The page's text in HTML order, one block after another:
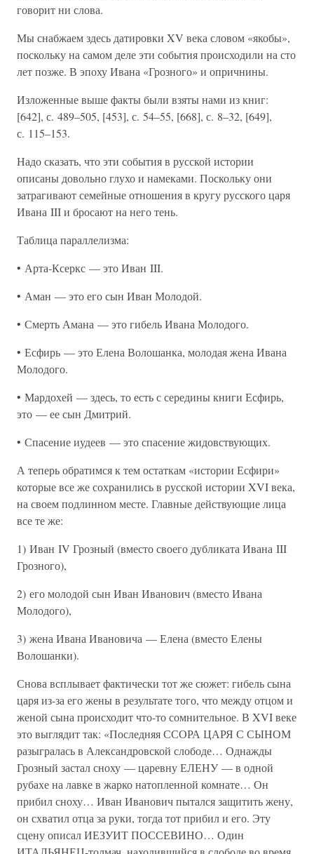
говорит ни слова.
Мы снабжаем здесь датировки XV века словом «якобы»,
поскольку на самом деле эти события происходили на сто
лет позже. В эпоху Ивана «Грозного» и опричнины.
Изложенные выше факты были взяты нами из книг:
[642], с. 489–505, [453], с. 54–55, [668], с. 8–32, [649],
с. 115–153.
Надо сказать, что эти события в русской истории
описаны довольно глухо и намеками. Поскольку они
затрагивают семейные отношения в кругу русского царя
Ивана III и бросают на него тень.
Таблица параллелизма:
• Арта-Ксеркс — это Иван III.
• Аман — это его сын Иван Молодой.
• Смерть Амана — это гибель Ивана Молодого.
• Есфирь — это Елена Волошанка, молодая жена Ивана
Молодого.
• Мардохей — здесь, то есть с середины книги Есфирь,
это — ее сын Дмитрий.
• Спасение иудеев — это спасение жидовствующих.
А теперь обратимся к тем остаткам «истории Есфири»
которые все же сохранились в русской истории XVI века,
на своем подлинном месте. Главные действующие лица
все те же:
1) Иван IV Грозный (вместо своего дубликата Ивана III
Грозного),
2) его молодой сын Иван Иванович (вместо Ивана
Молодого),
3) жена Ивана Ивановича — Елена (вместо Елены
Волошанки).
Снова всплывает фактически тот же сюжет: гибель сына
царя из-за его жены в результате того, что между отцом и
женой сына происходит что-то сомнительное. В XVI веке
это выглядит так: «Последняя ССОРА ЦАРЯ С СЫНОМ
разыгралась в Александровской слободе… Однажды
Грозный застал сноху — царевну ЕЛЕНУ — в одной
рубахе на лавке в жарко натопленной комнате… Он
прибил сноху… Иван Иванович пытался защитить жену,
он схватил отца за руки, тогда тот прибил и его. Эту
сцену описал ИЕЗУИТ ПОССЕВИНО… Один